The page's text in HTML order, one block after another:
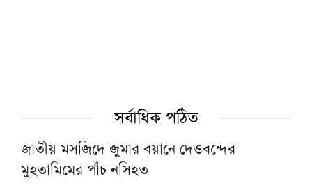
বগুড়ায় দাঁড়িয়ে থাকা ট্রাকে আরেক ট্রাকের ধাক্কা,
নিহত ২
সর্বাধিক পঠিত
জাতীয় মসজিদে জুমার বয়ানে দেওবন্দের
মুহতামিমের পাঁচ নসিহত